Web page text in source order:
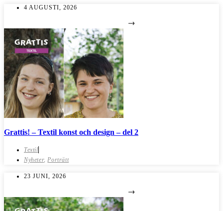
4 AUGUSTI, 2026
Grattis! – Textil konst och design – del 2
Textil
Nyheter,Porträtt
23 JUNI, 2026